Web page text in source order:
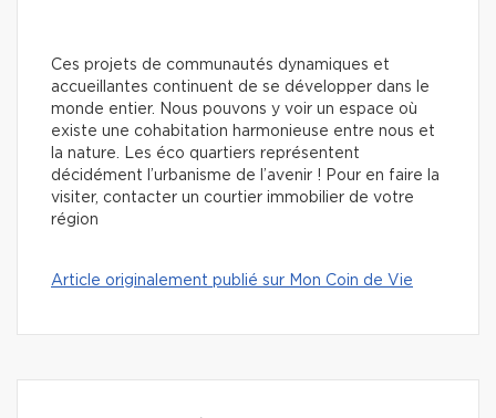
Ces projets de communautés dynamiques et
accueillantes continuent de se développer dans le
monde entier. Nous pouvons y voir un espace où
existe une cohabitation harmonieuse entre nous et
la nature. Les éco quartiers représentent
décidément l’urbanisme de l’avenir ! Pour en faire la
visiter, contacter un courtier immobilier de votre
région
Article originalement publié sur Mon Coin de Vie